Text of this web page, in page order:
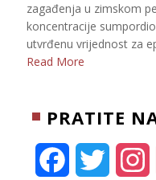
zagađenja u zimskom
koncentracije
utvrđenu vrijednost za
Read More
PRATITE